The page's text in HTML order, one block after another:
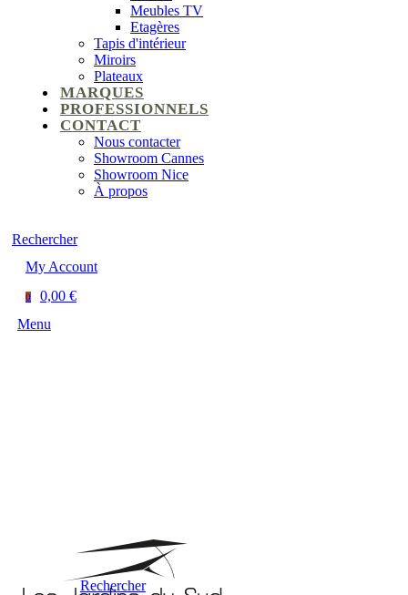
Meubles TV
Etagères
Tapis d'intérieur
Miroirs
Plateaux
MARQUES
PROFESSIONNELS
CONTACT
Nous contacter
Showroom Cannes
Showroom Nice
À propos
Rechercher
My Account
0
0,00 €
Menu
Rechercher